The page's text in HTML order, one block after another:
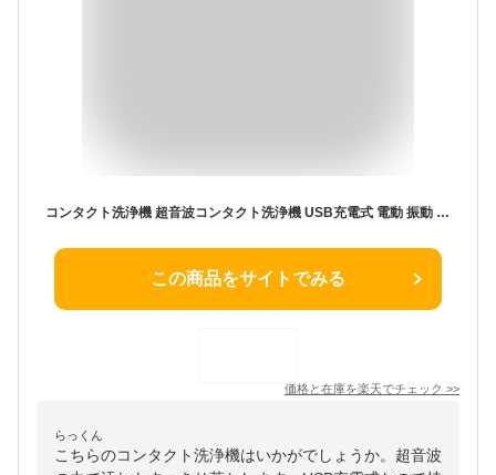
コンタクト洗浄機 超音波コンタクト洗浄機 USB充電式 電動 振動 回転式 小型 汚れ除去 レンズクリーナー パープル (管理S) 送料無料 【SK16918】
この商品をサイトでみる
価格と在庫を楽天でチェック >>
らっくん
こちらのコンタクト洗浄機はいかがでしょうか。超音波